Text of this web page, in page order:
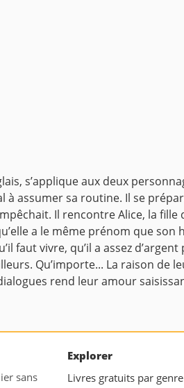
s’applique aux deux
assumer sa routine. Il se
Il rencontre Alice, la
a le même prénom que
faut vivre, qu’il a assez
Qu’importe... La raison de
rend leur amour
sans
Explorer
Livres gratuits par genre